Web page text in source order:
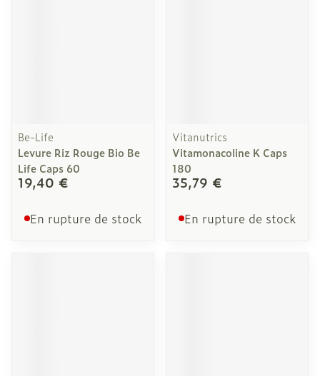
Be-Life
Levure Riz Rouge Bio Be
Life Caps 60
19,40 €
En rupture de stock
Vitanutrics
Vitamonacoline K Caps
180
35,79 €
En rupture de stock